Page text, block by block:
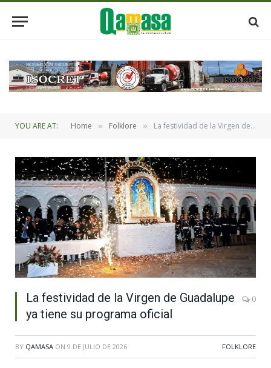
YOU ARE AT: Home » Folklore » La festividad de la Virgen de Guadalupe ya tiene su programa oficial
La festividad de la Virgen de Guadalupe
ya tiene su programa oficial
0
BY QAMASA ON 9 DE JULIO DE 2026 FOLKLORE